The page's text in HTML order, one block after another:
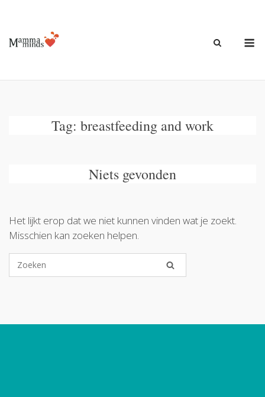
de
inhoud
Tag: breastfeeding and work
Niets gevonden
Het lijkt erop dat we niet kunnen vinden wat je zoekt.
Misschien kan zoeken helpen.